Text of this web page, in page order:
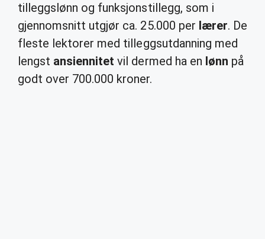
tilleggslønn og funksjonstillegg, som i
gjennomsnitt utgjør ca. 25.000 per lærer. De
fleste lektorer med tilleggsutdanning med
lengst ansiennitet vil dermed ha en lønn på
godt over 700.000 kroner.